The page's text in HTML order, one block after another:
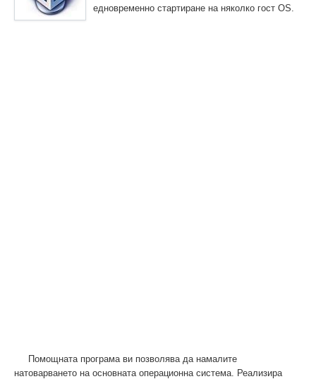
едновременно стартиране на няколко гост OS.
Помощната програма ви позволява да намалите
натоварването на основната операционна система. Реализира